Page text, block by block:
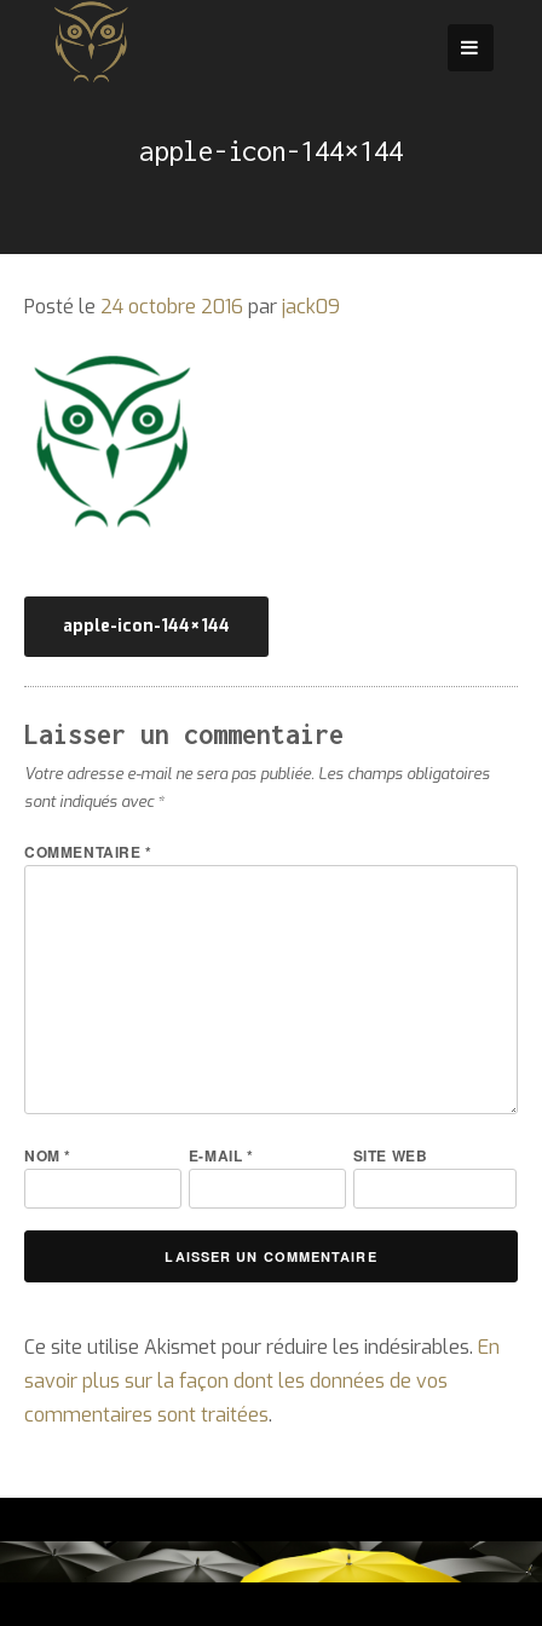
Passer
apple-icon-144×144
Posté le 24 octobre 2016 parjack09
Navigation
de
l’article
apple-icon-144×144
Laisser un commentaire
Votre adresse e-mail ne sera pas publiée. Les champs obligatoires
sont indiqués avec*
COMMENTAIRE*
NOM* E-MAIL * SITE WEB
Ce site utilise Akismet pour réduire les indésirables. En
savoir plus sur la façon dont les données de vos
commentaires sont traitées.